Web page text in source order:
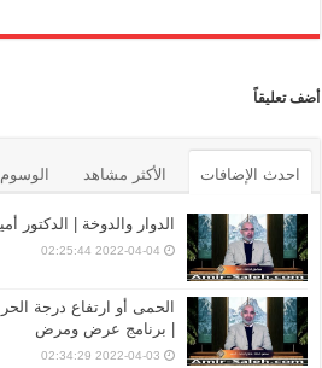
أضف تعليقاً
احدث الإضافات الأكثر مشاهد الوسوم
الدوار والدوخة |
2022-04-04 02:25:44
الحمى أو ارتفاع درجة
| برنامج عرض ومرض
2022-04-03 02:34:29